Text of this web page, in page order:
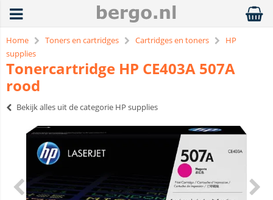
Home Toners en cartridges Cartridges en toners
HP
supplies
Tonercartridge HP CE403A 507A
rood
Bekijk alles uit de categorie HP supplies